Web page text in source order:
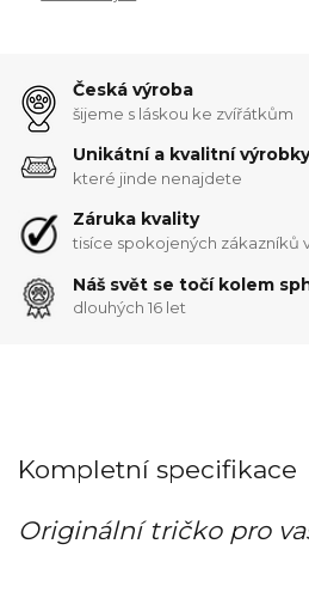
Česká výroba
šijeme s láskou ke zvířátkům
Unikátní a kvalitní
které jinde nenajdete
Záruka kvality
tisíce spokojených zákazníků
Náš svět se točí kolem
dlouhých 16 let
Kompletní specifikace
Originální tričko pro